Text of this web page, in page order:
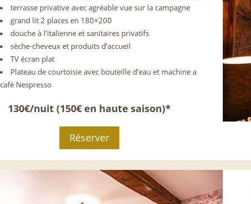
terrasse privative avec agréable vue sur la campagne
grand lit 2 places en 180×200
douche à l’italienne et sanitaires privatifs
sèche-cheveux et produits d’accueil
TV écran plat
Plateau de courtoisie avec bouteille d’eau et machine a
café Nespresso
130€/nuit (150€ en haute saison)*
Réserver